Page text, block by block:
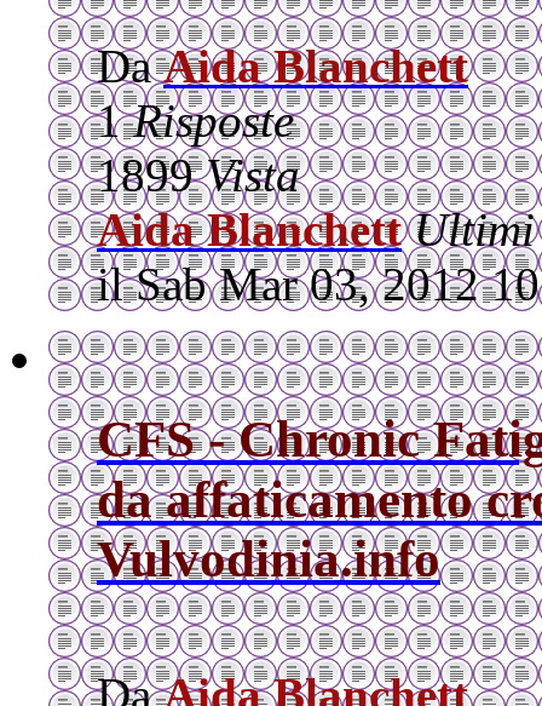
DaAida Blanchett
1Risposte
1899Vista
Aida Blanchett Ultimi
il Sab Mar 03, 2012
CFS - Chronic
da affaticamento
Vulvodinia.info
DaAida Blanchett